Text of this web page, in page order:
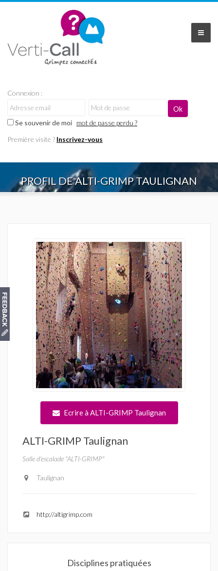
Connexion :
Se souvenir de moi mot de passe perdu ?
Première visite ? Inscrivez-vous
PROFIL DE ALTI-GRIMP TAULIGNAN
Ecrire à ALTI-GRIMP Taulignan
ALTI-GRIMP Taulignan
Salle d'escalade "ALTI-GRIMP"
Taulignan
http://altigrimp.com
Disciplines pratiquées